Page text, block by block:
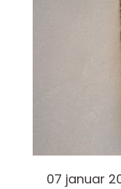
07 januar